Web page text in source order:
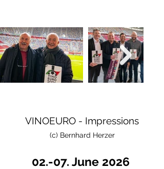
VINOEURO - Impressions
(c) Bernhard Herzer
02.-07. June 2026